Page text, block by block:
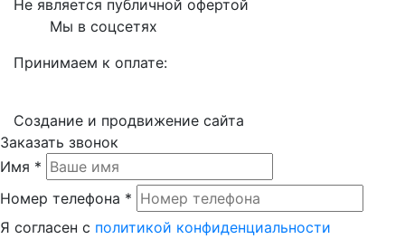
Не является публичной офертой
Мы в соцсетях
Принимаем к оплате:
Создание и продвижение сайта
Заказать звонок
Имя *
Номер телефона *
Я согласен с политикой конфиденциальности